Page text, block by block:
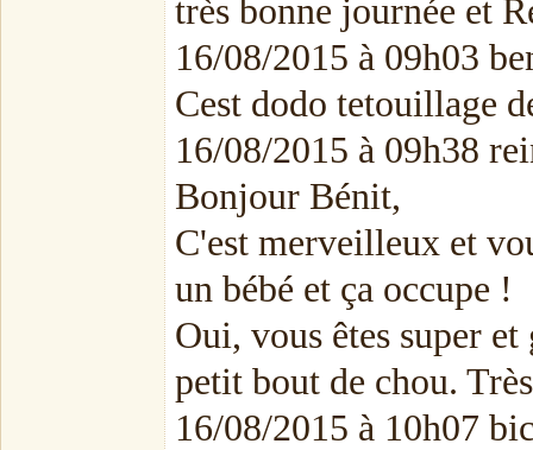
très bonne journée et
16/08/2015 à 09h03
Cest dodo tetouillage
16/08/2015 à 09h38
Bonjour Bénit,
C'est merveilleux et
un bébé et ça occupe !
Oui, vous êtes super
petit bout de chou.
16/08/2015 à 10h07